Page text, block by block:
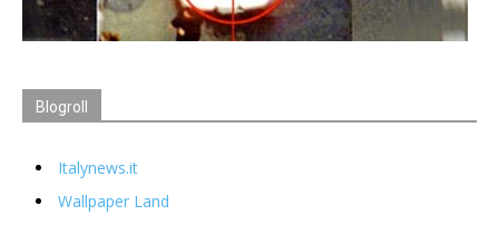
Blogroll
Italynews.it
Wallpaper Land